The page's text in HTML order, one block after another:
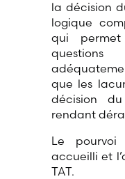
la décision
logique
qui
que les
décision
rendant
Le
accueilli et
TAT.